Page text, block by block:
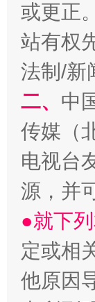
受贿
或更正
站有权
法制/新
二、 中
传媒（
电视台
源，并
●就下
定或相
他原因